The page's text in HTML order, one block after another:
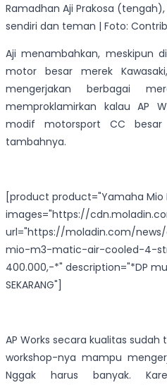
Ramadhan Aji Prakosa
sendiri dan teman | Foto:
Aji menambahkan, meskipun
motor besar merek
mengerjakan berbagai
memproklamirkan kalau AP
modif motorsport CC
tambahnya.
[product product="Yamaha Mio
images="https://
url="https://moladin.com/
mio-m3-matic-air-cooled-4-
400.000,-*" description="*DP
SEKARANG"]
AP Works secara kualitas
workshop-nya mampu
Nggak harus banyak.